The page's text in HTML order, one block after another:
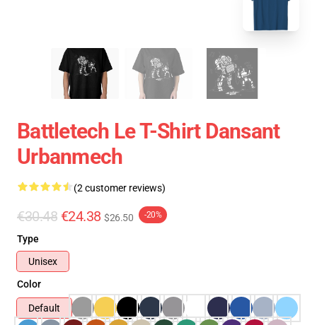
Battletech Le T-Shirt Dansant
Urbanmech
(2 customer reviews)
€30.48 €24.38 $26.50 -20%
Type
Unisex
Color
Default